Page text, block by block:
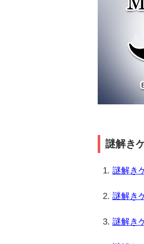
謎解き
謎解き
謎解き
謎解き